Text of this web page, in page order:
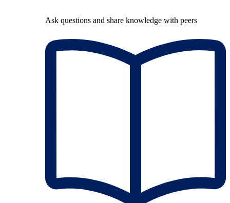
Ask questions and share knowledge with peers